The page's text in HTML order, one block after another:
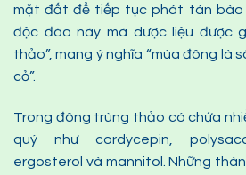
mặt đất để tiếp tục phát tán bào
độc đáo này mà dược liệu được
thảo”, mang ý nghĩa “mùa đông là
cỏ”.
Trong đông trùng thảo có chứa
quý như cordycepin,
ergosterol và mannitol. Những